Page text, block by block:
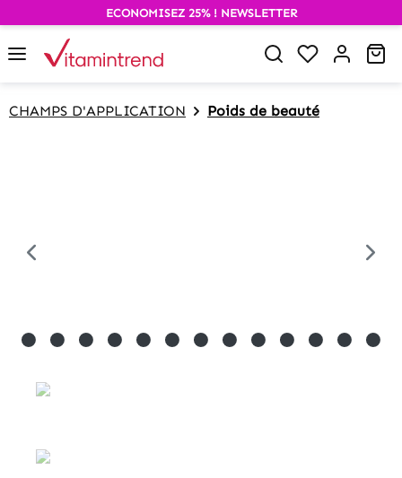
springen
ECONOMISEZ 25% ! NEWSLETTER
CHAMPS D'APPLICATION Poids de beauté